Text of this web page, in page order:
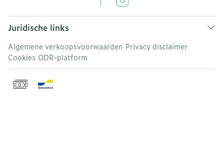
Juridische links
Algemene verkoopsvoorwaarden Privacy disclaimer
Cookies ODR-platform